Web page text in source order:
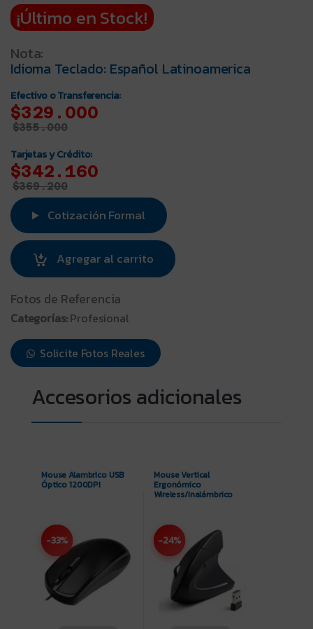
¡Último en Stock!
Nota:
Idioma Teclado: Español Latinoamerica
Efectivo o Transferencia:
$329.000
$355.000
Tarjetas y Crédito:
$342.160
$369.200
Cotización Formal
Agregar al carrito
Fotos de Referencia
Categorías:Profesional
Solicite Fotos Reales
Mouse Alambrico USB
Óptico 1200DPI
-33%
Mouse Vertical
Ergonómico
Wireless/Inalámbrico
-24%